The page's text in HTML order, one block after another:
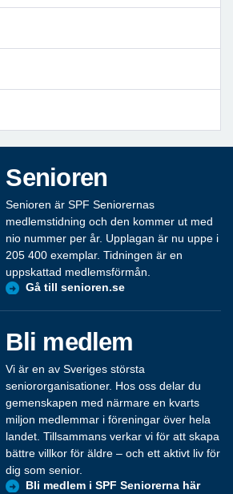
Senioren
Senioren är SPF Seniorernas
medlemstidning och den kommer ut med
nio nummer per år. Upplagan är nu uppe i
205 400 exemplar. Tidningen är en
uppskattad medlemsförmån.
Gå till senioren.se
Bli medlem
Vi är en av Sveriges största
seniororganisationer. Hos oss delar du
gemenskapen med närmare en kvarts
miljon medlemmar i föreningar över hela
landet. Tillsammans verkar vi för att skapa
bättre villkor för äldre – och ett aktivt liv för
dig som senior.
Bli medlem i SPF Seniorerna här